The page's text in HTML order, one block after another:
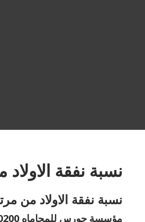
نسبة نفقة
نسبة نفقة الاولاد من مرتب الزوج و5
مؤسسة حورس للمحاماه 0129230200